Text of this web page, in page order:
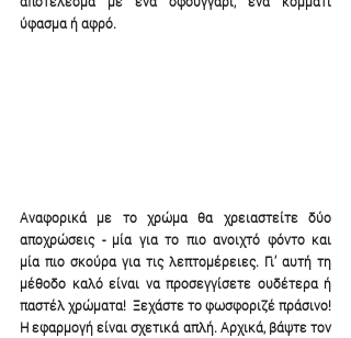
ύφασμα ή αφρό.
Αναφορικά με το χρώμα θα χρειαστείτε δύο
αποχρώσεις - μία για το πιο ανοιχτό φόντο και
μία πιο σκούρα για τις λεπτομέρειες. Γι’ αυτή τη
μέθοδο καλό είναι να προσεγγίσετε ουδέτερα ή
παστέλ χρώματα!  Ξεχάστε το φωσφοριζέ πράσινο!
Η εφαρμογή είναι σχετικά απλή. Αρχικά, βάψτε τον